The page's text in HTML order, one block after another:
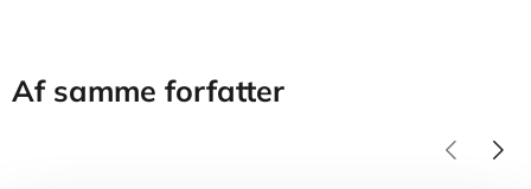
Af samme forfatter